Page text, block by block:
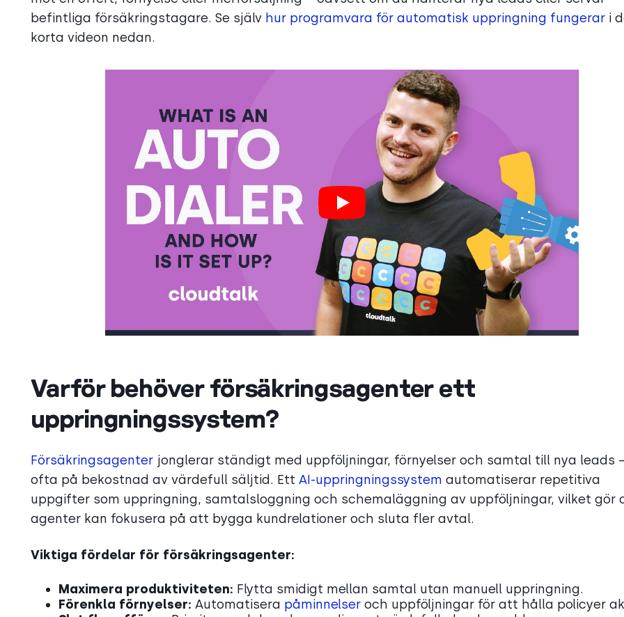
befintliga försäkringstagare. Se själv hur programvara för automatisk uppringning fungerar i
korta videon nedan.
Varför behöver försäkringsagenter ett
uppringningssystem?
Försäkringsagenter jonglerar ständigt med uppföljningar, förnyelser och samtal till nya leads
ofta på bekostnad av värdefull säljtid. Ett AI-uppringningssystem automatiserar repetitiva
uppgifter som uppringning, samtalsloggning och schemaläggning av uppföljningar, vilket gör
agenter kan fokusera på att bygga kundrelationer och sluta fler avtal.
Viktiga fördelar för försäkringsagenter:
Maximera produktiviteten: Flytta smidigt mellan samtal utan manuell uppringning.
Förenkla förnyelser: Automatisera påminnelser och uppföljningar för att hålla policyer